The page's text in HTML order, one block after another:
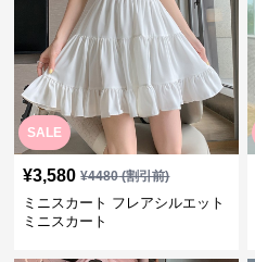
SALE
¥3,580 ¥4480(割引前)
ミニスカート フレアシルエット
ミニスカート